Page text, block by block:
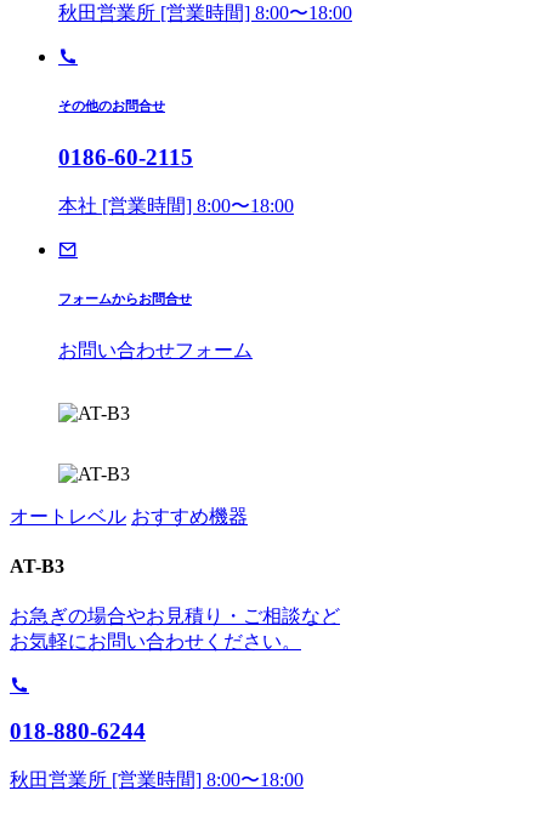
秋田営業所 [営業時間] 8:00〜18:00
その他のお問合せ
0186-60-2115
本社 [営業時間] 8:00〜18:00
フォームからお問合せ
お問い合わせフォーム
オートレベル おすすめ機器
AT-B3
お急ぎの場合やお見積り・ご相談など
お気軽にお問い合わせください。
018-880-6244
秋田営業所 [営業時間] 8:00〜18:00